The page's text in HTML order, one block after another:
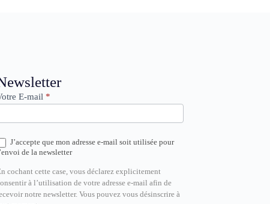
E-mail *
J’accepte que mon adresse e-mail soit utilisée pour
de la newsletter
cochant cette case, vous déclarez explicitement
à l’utilisation de votre adresse e-mail afin de
notre newsletter. Vous pouvez vous désinscrire à